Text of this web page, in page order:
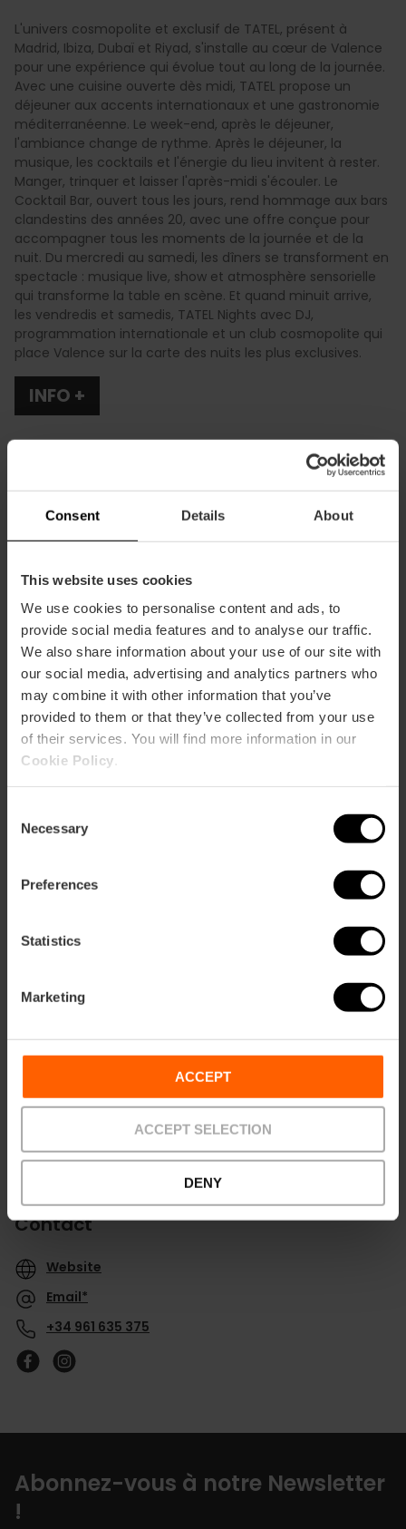
Consent Details About
This website uses cookies
We use cookies to personalise content and ads, to
provide social media features and to analyse our traffic.
We also share information about your use of our site with
our social media, advertising and analytics partners who
may combine it with other information that you’ve
provided to them or that they’ve collected from your use
of their services. You will find more information in our
Cookie Policy
Selection
Necessary
Preferences
Statistics
Marketing
ACCEPT
ACCEPT SELECTION
DENY
L'univers cosmopolite et exclusif de TATEL, présent à
Madrid, Ibiza, Dubaï et Riyad, s'installe au cœur de Valence
pour une expérience qui évolue tout au long de la journée.
Avec une cuisine ouverte dès midi, TATEL propose un
déjeuner aux accents internationaux et une gastronomie
méditerranéenne. Le week-end, après le déjeuner,
l'ambiance change de rythme. Après le déjeuner, la
musique, les cocktails et l'énergie du lieu invitent à rester.
Manger, trinquer et laisser l'après-midi s'écouler. Le
Cocktail Bar, ouvert tous les jours, rend hommage aux bars
clandestins des années 20, avec une offre conçue pour
accompagner tous les moments de la journée et de la
nuit. Du mercredi au samedi, les dîners se transforment en
spectacle : musique live, show et atmosphère sensorielle
qui transforme la table en scène. Et quand minuit arrive,
les vendredis et samedis, TATEL Nights avec DJ,
programmation internationale et un club cosmopolite qui
place Valence sur la carte des nuits les plus exclusives.
INFO +
Comment s'y rendre
Calle Pascual i Genís, 19 46002 València
Directions
Contact
Website
Email*
+34 961 635 375
Abonnez-vous à notre Newsletter
!